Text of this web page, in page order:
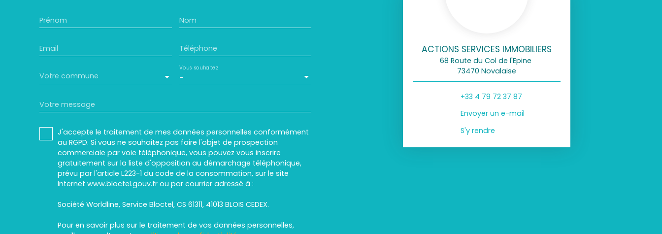
Prénom Nom
Email Téléphone
Votre commune -
Vous souhaitez
Votre message
J'accepte le traitement de mes données personnelles conformément
au RGPD. Si vous ne souhaitez pas faire l'objet de prospection
commerciale par voie téléphonique, vous pouvez vous inscrire
gratuitement sur la liste d'opposition au démarchage téléphonique,
prévu par l'article L223-1 du code de la consommation, sur le site
Internet www.bloctel.gouv.fr ou par courrier adressé à :
Société Worldline, Service Bloctel, CS 61311, 41013 BLOIS CEDEX.
Pour en savoir plus sur le traitement de vos données personnelles,
ACTIONS SERVICES IMMOBILIERS
68 Route du Col de l'Epine
73470 Novalaise
+33 4 79 72 37 87
Envoyer un e-mail
S'y rendre